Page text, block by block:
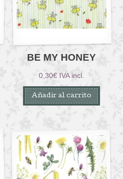
BE MY HONEY
0,30€ IVA incl.
Añadir al carrito